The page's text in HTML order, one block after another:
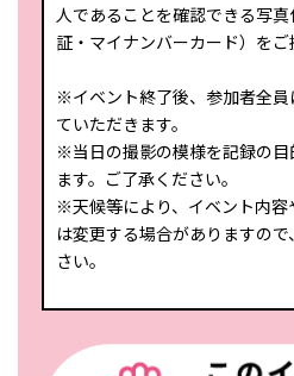
人であることを確認できる写
証・マイナンバーカード）をご
※イベント終了後、参加者全員
ていただきます。
※当日の撮影の模様を記録の目
ます。ご了承ください。
※天候等により、イベント内容
は変更する場合がありますの
さい。